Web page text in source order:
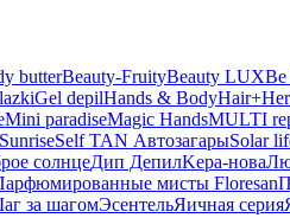
butterBeauty-FruityBeauty LUXBe
Gel depilHands & BodyHair+
Mini paradiseMagic HandsMULTI
SunriseSelf TAN АвтозагарыSolar
солнцеДип ДепилKepa-нова
мисты Floresan
за шагомЭсентельЯичная серия